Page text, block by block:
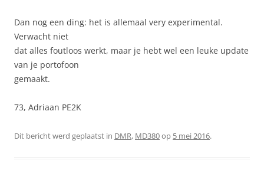
Dan nog een ding: het is allemaal very experimental.
Verwacht niet
dat alles foutloos werkt, maar je hebt wel een leuke update
van je portofoon
gemaakt.
73, Adriaan PE2K
Dit bericht werd geplaatst in DMR, MD380op 5 mei 2016.